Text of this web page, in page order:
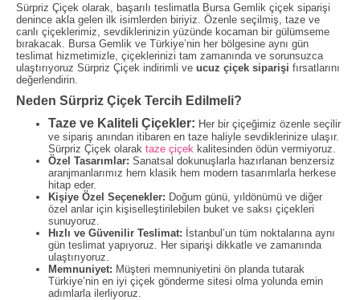
Sürpriz Çiçek olarak, başarılı teslimatla Bursa Gemlik çiçek siparişi
denince akla gelen ilk isimlerden biriyiz. Özenle seçilmiş, taze ve
canlı çiçeklerimiz, sevdiklerinizin yüzünde kocaman bir gülümseme
bırakacak. Bursa Gemlik ve Türkiye’nin her bölgesine aynı gün
teslimat hizmetimizle, çiçeklerinizi tam zamanında ve sorunsuzca
ulaştırıyoruz Sürpriz Çiçek indirimli ve ucuz çiçek siparişi fırsatlarını
değerlendirin.
Neden Sürpriz Çiçek Tercih Edilmeli?
Taze ve Kaliteli Çiçekler: Her bir çiçeğimiz özenle seçilir
ve sipariş anından itibaren en taze haliyle sevdiklerinize ulaşır.
Sürpriz Çiçek olarak taze çiçek kalitesinden ödün vermiyoruz.
Özel Tasarımlar: Sanatsal dokunuşlarla hazırlanan benzersiz
aranjmanlarımız hem klasik hem modern tasarımlarla herkese
hitap eder.
Kişiye Özel Seçenekler: Doğum günü, yıldönümü ve diğer
özel anlar için kişiselleştirilebilen buket ve saksı çiçekleri
sunuyoruz.
Hızlı ve Güvenilir Teslimat: İstanbul’un tüm noktalarına aynı
gün teslimat yapıyoruz. Her siparişi dikkatle ve zamanında
ulaştırıyoruz.
Memnuniyet: Müşteri memnuniyetini ön planda tutarak
Türkiye’nin en iyi çiçek gönderme sitesi olma yolunda emin
adımlarla ilerliyoruz.